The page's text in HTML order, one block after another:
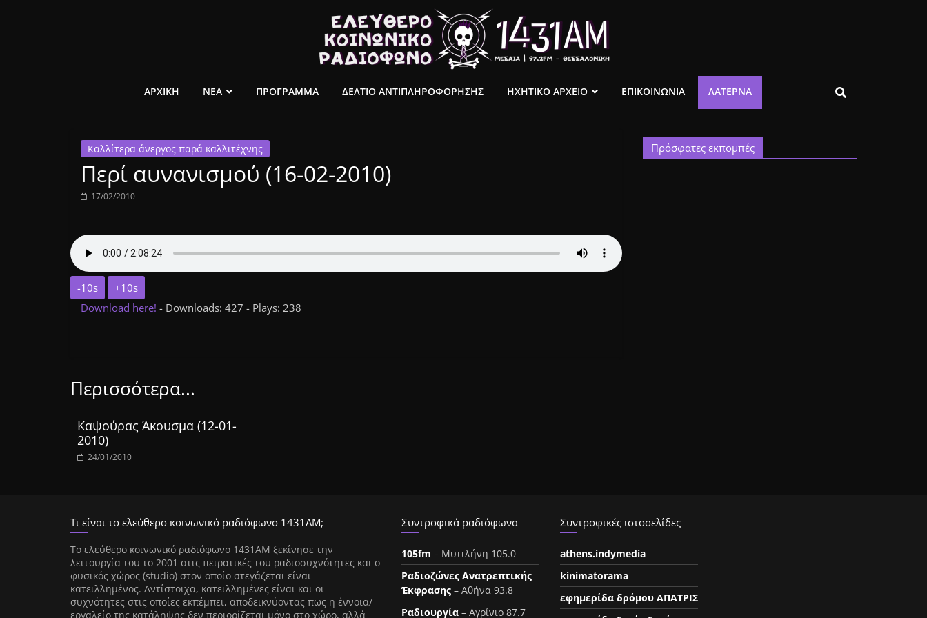
ελεύθερο
κοινωνικό
ραδιόφωνο
1431AM
ΑΡΧΙΚΗ ΝΕΑ ΠΡΟΓΡΑΜΜΑ ΔΕΛΤΙΟ ΑΝΤΙΠΛΗΡΟΦΟΡΗΣΗΣ ΗΧΗΤΙΚΟ ΑΡΧΕΙΟ ΕΠΙΚΟΙΝΩΝΙΑ ΛΑΤΈΡΝΑ
Καλλίτερα άνεργος παρά καλλιτέχνης
Περί αυνανισμού (16-02-2010)
17/02/2010
-10s
+10s
Download here! - Downloads: 427 - Plays: 238
Περισσότερα...
Καψούρας Άκουσμα (12-01-
2010)
24/01/2010
Πρόσφατες εκπομπές
Τι είναι το ελεύθερο κοινωνικό ραδιόφωνο 1431ΑΜ;
Tο ελεύθερο κοινωνικό ραδιόφωνο 1431AM ξεκίνησε την
λειτουργία του το 2001 στις πειρατικές του ραδιοσυχνότητες και ο
φυσικός χώρος (studio) στον οποίο στεγάζεται είναι
κατειλλημένος. Αντίστοιχα, κατειλλημένες είναι και οι
συχνότητες στις οποίες εκπέμπει, αποδεικνύοντας πως η έννοια/
εργαλείο της κατάληψης δεν περιορίζεται μόνο στο χώρο, αλλά
Συντροφικά ραδιόφωνα
105fm – Μυτιλήνη 105.0
Ραδιοζώνες Ανατρεπτικής
Έκφρασης – Αθήνα 93.8
Ραδιουργία – Αγρίνιο 87.7
Συντροφικές ιστοσελίδες
athens.indymedia
kinimatorama
εφημερίδα δρόμου ΑΠΑΤΡΙΣ